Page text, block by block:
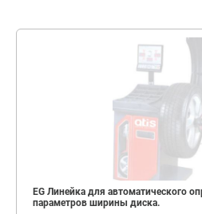
EG Линейка для автоматического
параметров ширины диска.